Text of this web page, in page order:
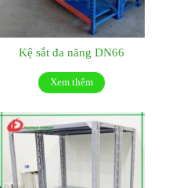
Kệ sắt đa năng DN66
Xem thêm